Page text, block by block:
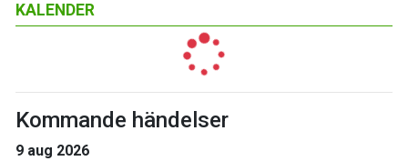
KALENDER
Kommande händelser
9 aug 2026